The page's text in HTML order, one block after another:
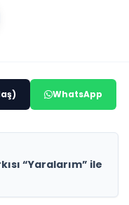
WhatsApp
“Yaralarım” ile